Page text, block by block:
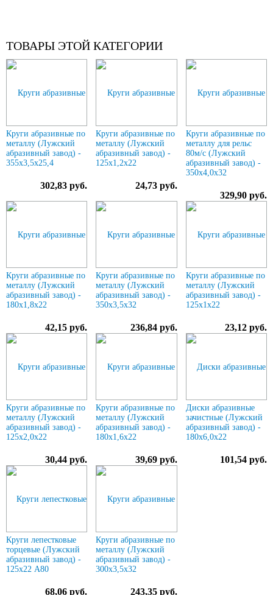
ТОВАРЫ ЭТОЙ КАТЕГОРИИ
Круги абразивные по
металлу (Лужский
абразивный завод) -
355х3,5х25,4
302,83 руб.
Круги абразивные по
металлу (Лужский
абразивный завод) -
125х1,2х22
24,73 руб.
Круги абразивные по
металлу для рельс
80м/с (Лужский
абразивный завод) -
350х4,0х32
329,90 руб.
Круги абразивные по
металлу (Лужский
абразивный завод) -
180х1,8х22
42,15 руб.
Круги абразивные по
металлу (Лужский
абразивный завод) -
350х3,5х32
236,84 руб.
Круги абразивные по
металлу (Лужский
абразивный завод) -
125х1х22
23,12 руб.
Круги абразивные по
металлу (Лужский
абразивный завод) -
125х2,0х22
30,44 руб.
Круги абразивные по
металлу (Лужский
абразивный завод) -
180х1,6х22
39,69 руб.
Диски абразивные
зачистные (Лужский
абразивный завод) -
180х6,0х22
101,54 руб.
Круги лепестковые
торцевые (Лужский
абразивный завод) -
125х22 А80
68,06 руб.
Круги абразивные по
металлу (Лужский
абразивный завод) -
300х3,5х32
243,35 руб.